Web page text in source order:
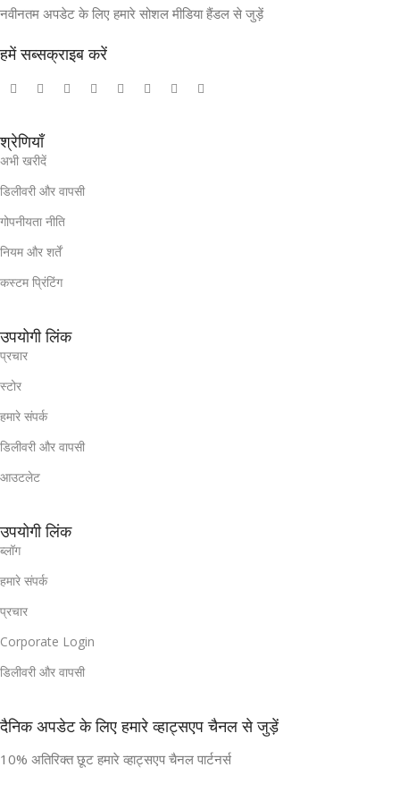
नवीनतम अपडेट के लिए हमारे सोशल मीडिया हैंडल से जुड़ें
हमें सब्सक्राइब करें
श्रेणियाँ
अभी खरीदें
डिलीवरी और वापसी
गोपनीयता नीति
नियम और शर्तें
कस्टम प्रिंटिंग
उपयोगी लिंक
प्रचार
स्टोर
हमारे संपर्क
डिलीवरी और वापसी
आउटलेट
उपयोगी लिंक
ब्लॉग
हमारे संपर्क
प्रचार
Corporate Login
डिलीवरी और वापसी
दैनिक अपडेट के लिए हमारे व्हाट्सएप चैनल से जुड़ें
10% अतिरिक्त छूट हमारे व्हाट्सएप चैनल पार्टनर्स